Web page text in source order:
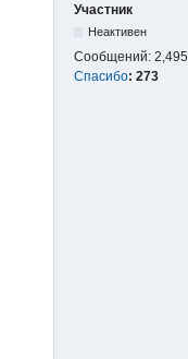
Участник
Неактивен
Сообщений: 2,495
Спасибо: 273